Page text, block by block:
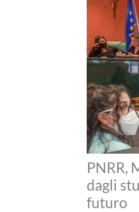
PNRR,
dagli
futuro